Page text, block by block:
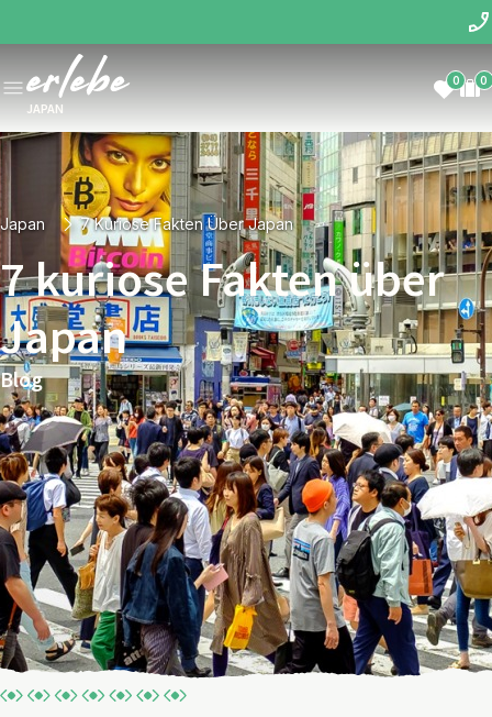
JAPAN
0 0
Japan 7 Kuriose Fakten Über Japan
7 kuriose Fakten über
Japan
Blog